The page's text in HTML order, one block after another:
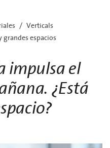
Verticals
grandes espacios
impulsa el
¿Está